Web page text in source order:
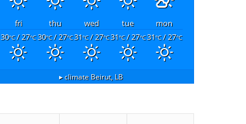
mon
tue
wed
thu
fri
31°C/ 27°C
31°C/ 27°C
31°C/ 27°C
30°C/ 27°C
30°C/ 27°C
Beirut, LB